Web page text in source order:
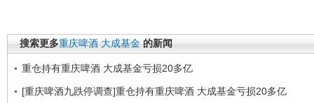
搜索更多重庆啤酒 大成基金 的新闻
重仓持有重庆啤酒 大成基金亏损20多亿
[重庆啤酒九跌停调查]重仓持有重庆啤酒 大成基金亏损20多亿